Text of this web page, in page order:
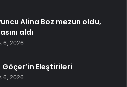
Alina Boz mezun oldu,
aldı
6, 2026
Göçer’in Eleştirileri
6, 2026